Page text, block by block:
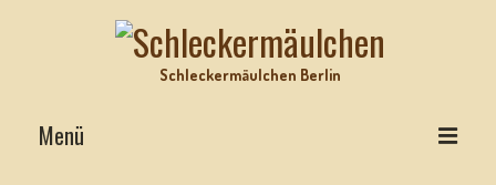
Schleckermäulchen Berlin
Menü